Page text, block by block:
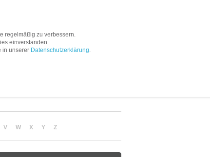
V W X Y Z
regelmäßig zu verbessern.
einverstanden.
in unserer Datenschutzerklärung.